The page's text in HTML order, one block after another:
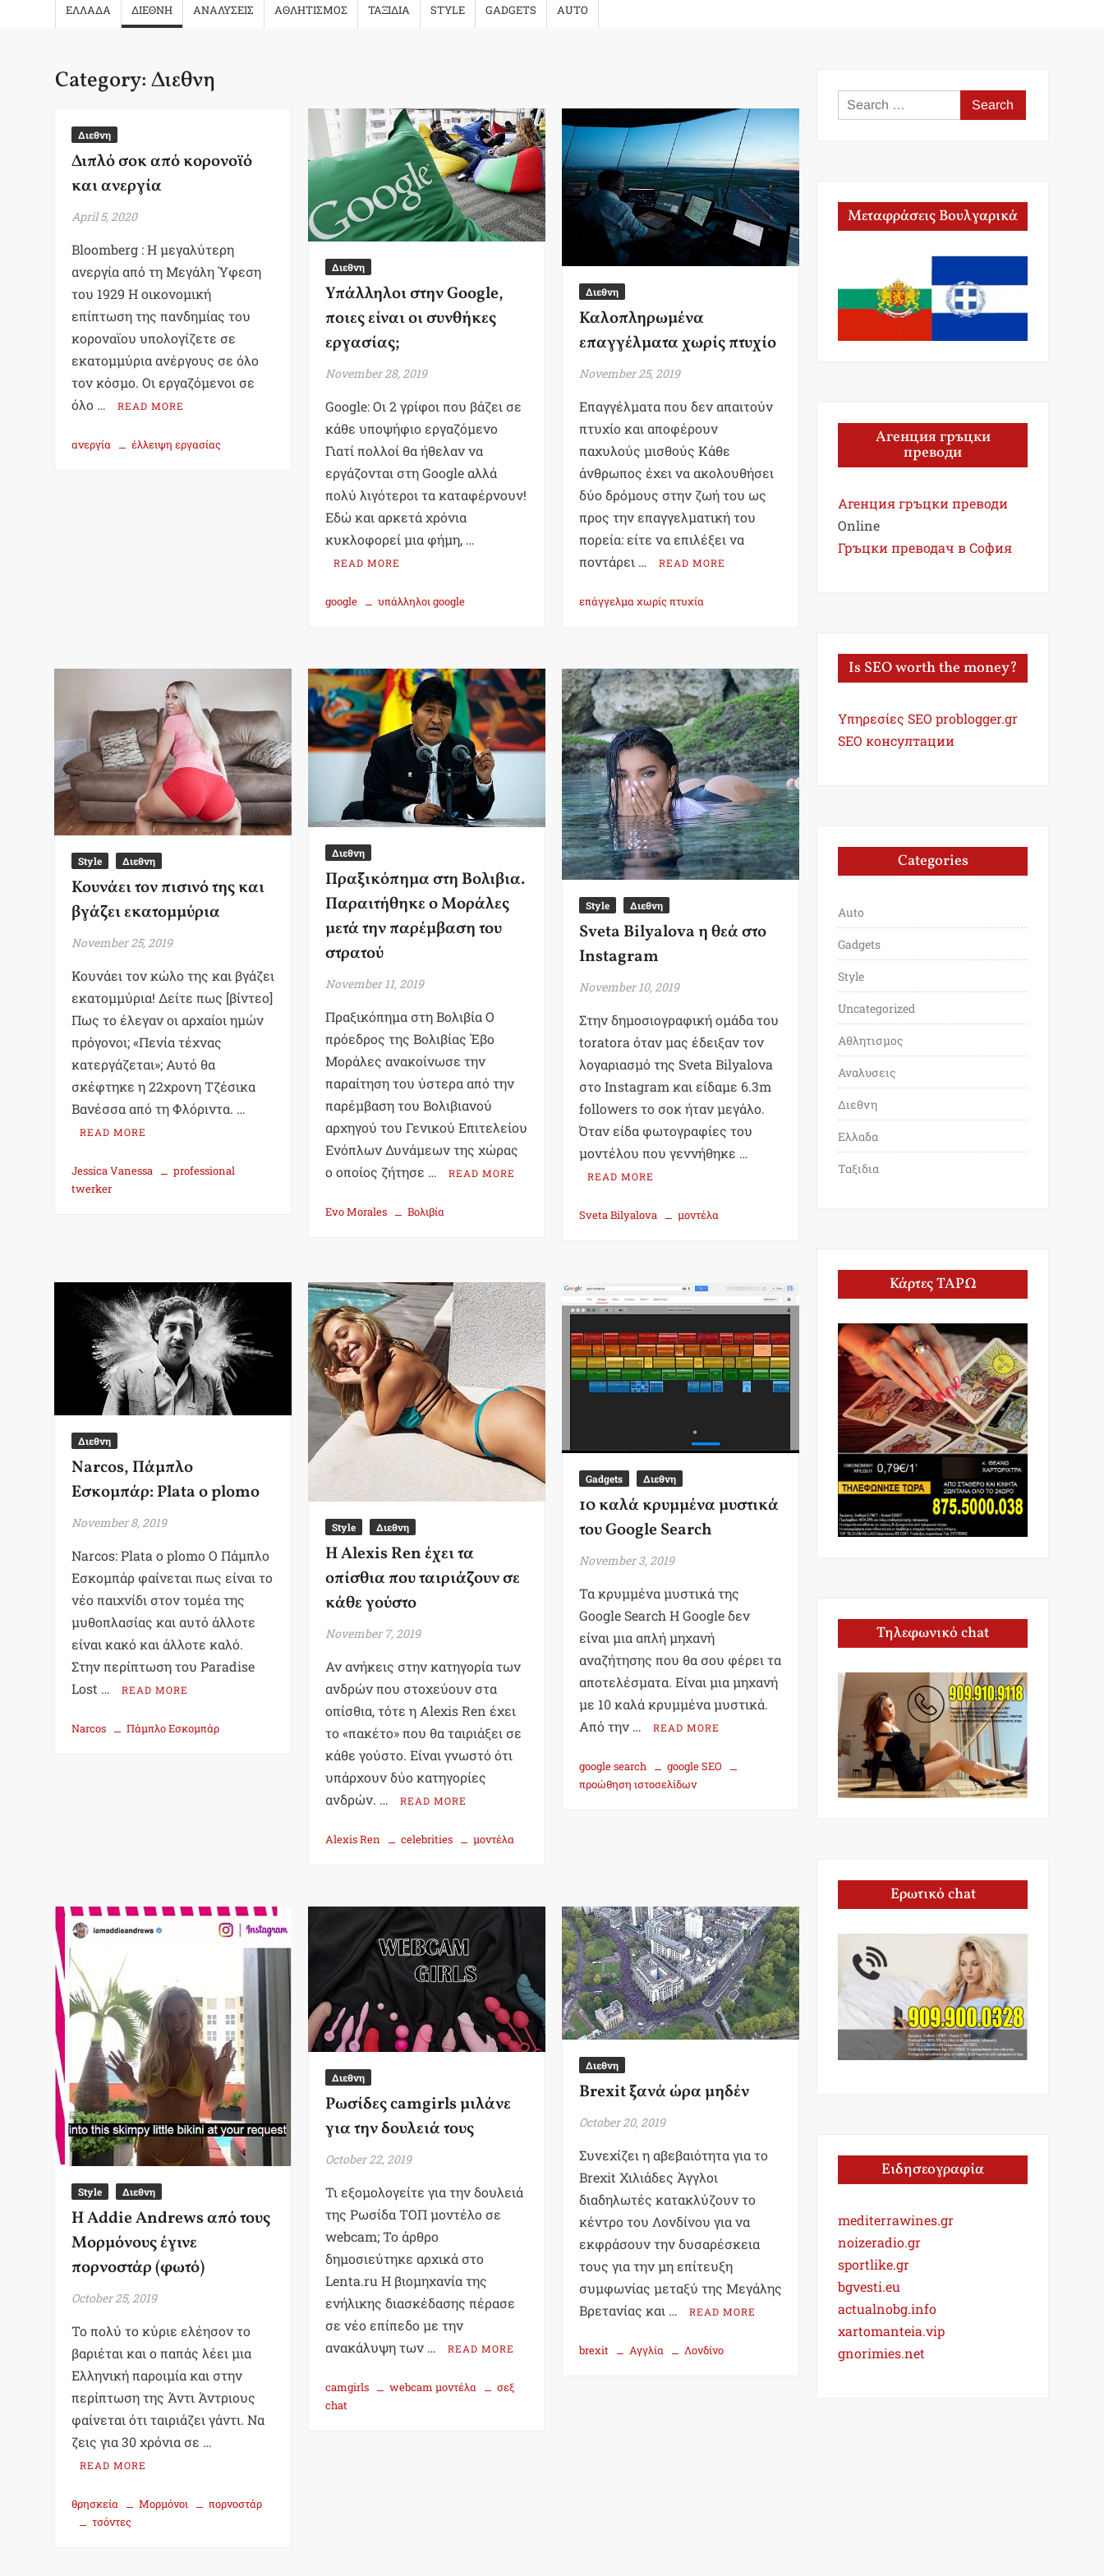
ΕΛΛΑΔΑ ΔΙΕΘΝΗ ΑΝΑΛΥΣΕΙΣ ΑΘΛΗΤΙΣΜΟΣ ΤΑΞΙΔΙΑ STYLE GADGETS AUTO
Category:Διεθνη
Διεθνη
Διπλό σοκ από κορονοϊό
και ανεργία
April 5, 2020
Bloomberg : Η μεγαλύτερη
ανεργία από τη Μεγάλη Ύφεση
του 1929 Η οικονομική
επίπτωση της πανδημίας του
κοροναϊου υπολογίζετε σε
εκατομμύρια ανέργους σε όλο
τον κόσμο. Οι εργαζόμενοι σε
όλο …
READ MORE
ανεργία έλλειψη εργασίας
Διεθνη
Υπάλληλοι στην Google,
ποιες είναι οι συνθήκες
εργασίας;
November 28, 2019
Google: Οι 2 γρίφοι που βάζει σε
κάθε υποψήφιο εργαζόμενο
Γιατί πολλοί θα ήθελαν να
εργάζονται στη Google αλλά
πολύ λιγότεροι τα καταφέρνουν!
Εδώ και αρκετά χρόνια
κυκλοφορεί μια φήμη, …
READ MORE
google υπάλληλοι google
Διεθνη
Καλοπληρωμένα
επαγγέλματα χωρίς πτυχίο
November 25, 2019
Επαγγέλματα που δεν απαιτούν
πτυχίο και αποφέρουν
παχυλούς μισθούς Κάθε
άνθρωπος έχει να ακολουθήσει
δύο δρόμους στην ζωή του ως
προς την επαγγελματική του
πορεία: είτε να επιλέξει να
ποντάρει …
READ MORE
επάγγελμα χωρίς πτυχία
Style Διεθνη
Κουνάει τον πισινό της και
βγάζει εκατομμύρια
November 25, 2019
Κουνάει τον κώλο της και βγάζει
εκατομμύρια! Δείτε πως [βίντεο]
Πως το έλεγαν οι αρχαίοι ημών
πρόγονοι; «Πενία τέχνας
κατεργάζεται»; Αυτό θα
σκέφτηκε η 22χρονη Τζέσικα
Βανέσσα από τη Φλόριντα. …
READ MORE
Jessica Vanessa
professional
twerker
Διεθνη
Πραξικόπημα στη Βολιβια.
Παραιτήθηκε ο Μοράλες
μετά την παρέμβαση του
στρατού
November 11, 2019
Πραξικόπημα στη Βολιβία Ο
πρόεδρος της Βολιβίας Έβο
Μοράλες ανακοίνωσε την
παραίτηση του ύστερα από την
παρέμβαση του Βολιβιανού
αρχηγού του Γενικού Επιτελείου
Ενόπλων Δυνάμεων της χώρας
ο οποίος ζήτησε …
READ MORE
Evo Morales Βολιβία
Style Διεθνη
Sveta Bilyalova η θεά στο
Instagram
November 10, 2019
Στην δημοσιογραφική ομάδα του
toratora όταν μας έδειξαν τον
λογαριασμό της Sveta Bilyalova
στο Instagram και είδαμε 6.3m
followers το σοκ ήταν μεγάλο.
Όταν είδα φωτογραφίες του
μοντέλου που γεννήθηκε …
READ MORE
Sveta Bilyalova μοντέλα
Διεθνη
Narcos, Πάμπλο
Εσκομπάρ: Plata o plomo
November 8, 2019
Narcos: Plata o plomo Ο Πάμπλο
Εσκομπάρ φαίνεται πως είναι το
νέο παιχνίδι στον τομέα της
μυθοπλασίας και αυτό άλλοτε
είναι κακό και άλλοτε καλό.
Στην περίπτωση του Paradise
Lost …
READ MORE
Narcos Πάμπλο Εσκομπάρ
Style Διεθνη
Η Alexis Ren έχει τα
οπίσθια που ταιριάζουν σε
κάθε γούστο
November 7, 2019
Αν ανήκεις στην κατηγορία των
ανδρών που στοχεύουν στα
οπίσθια, τότε η Alexis Ren έχει
το «πακέτο» που θα ταιριάξει σε
κάθε γούστο. Είναι γνωστό ότι
υπάρχουν δύο κατηγορίες
ανδρών. …
READ MORE
Alexis Ren celebrities μοντέλα
Gadgets Διεθνη
10 καλά κρυμμένα μυστικά
του Google Search
November 3, 2019
Τα κρυμμένα μυστικά της
Google Search Η Google δεν
είναι μια απλή μηχανή
αναζήτησης που θα σου φέρει τα
αποτελέσματα. Είναι μια μηχανή
με 10 καλά κρυμμένα μυστικά.
Από την …
READ MORE
google search
google SEO
προώθηση ιστοσελίδων
Style Διεθνη
Η Addie Andrews από τους
Μορμόνους έγινε
πορνοστάρ (φωτό)
October 25, 2019
Το πολύ το κύριε ελέησον το
βαριέται και ο παπάς λέει μια
Ελληνική παροιμία και στην
περίπτωση της Άντι Άντριους
φαίνεται ότι ταιριάζει γάντι. Να
ζεις για 30 χρόνια σε …
READ MORE
θρησκεία Μορμόνοι
πορνοστάρ
τσόντες
Διεθνη
Ρωσίδες camgirls μιλάνε
για την δουλειά τους
October 22, 2019
Τι εξομολογείτε για την δουλειά
της Ρωσίδα ΤΟΠ μοντέλο σε
webcam; To άρθρο
δημοσιεύτηκε αρχικά στο
Lenta.ru Η βιομηχανία της
ενήλικης διασκέδασης πέρασε
σε νέο επίπεδο με την
ανακάλυψη των …
READ MORE
camgirls webcam μοντέλα
σεξ
chat
Διεθνη
Brexit ξανά ώρα μηδέν
October 20, 2019
Συνεχίζει η αβεβαιότητα για το
Brexit Χιλιάδες Άγγλοι
διαδηλωτές κατακλύζουν το
κέντρο του Λονδίνου για να
εκφράσουν την δυσαρέσκεια
τους για την μη επίτευξη
συμφωνίας μεταξύ της Μεγάλης
Βρετανίας και …
READ MORE
brexit Αγγλία Λονδίνο
Search
for:
Μεταφράσεις Βουλγαρικά
Агенция гръцки
преводи
Агенция гръцки преводи
Online
Гръцки преводач в София
Is SEO worth the money?
Υπηρεσίες SEO problogger.gr
SEO консултации
Categories
Auto
Gadgets
Style
Uncategorized
Αθλητισμος
Αναλυσεις
Διεθνη
Ελλαδα
Ταξιδια
Κάρτες ΤΑΡΩ
Τηλεφωνικό chat
Ερωτικό chat
Ειδησεογραφία
mediterrawines.gr
noizeradio.gr
sportlike.gr
bgvesti.eu
actualnobg.info
xartomanteia.vip
gnorimies.net